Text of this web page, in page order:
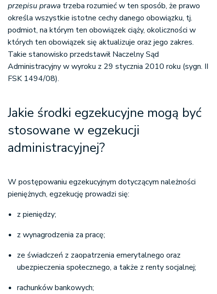
przepisu prawa trzeba rozumieć w ten sposób, że prawo
określa wszystkie istotne cechy danego obowiązku, tj.
podmiot, na którym ten obowiązek ciąży, okoliczności w
których ten obowiązek się aktualizuje oraz jego zakres.
Takie stanowisko przedstawił Naczelny Sąd
Administracyjny w wyroku z 29 stycznia 2010 roku (sygn. II
FSK 1494/08).
Jakie środki egzekucyjne mogą być
stosowane w egzekucji
administracyjnej?
W postępowaniu egzekucyjnym dotyczącym należności
pieniężnych, egzekucję prowadzi się:
z pieniędzy;
z wynagrodzenia za pracę;
ze świadczeń z zaopatrzenia emerytalnego oraz
ubezpieczenia społecznego, a także z renty socjalnej;
rachunków bankowych;